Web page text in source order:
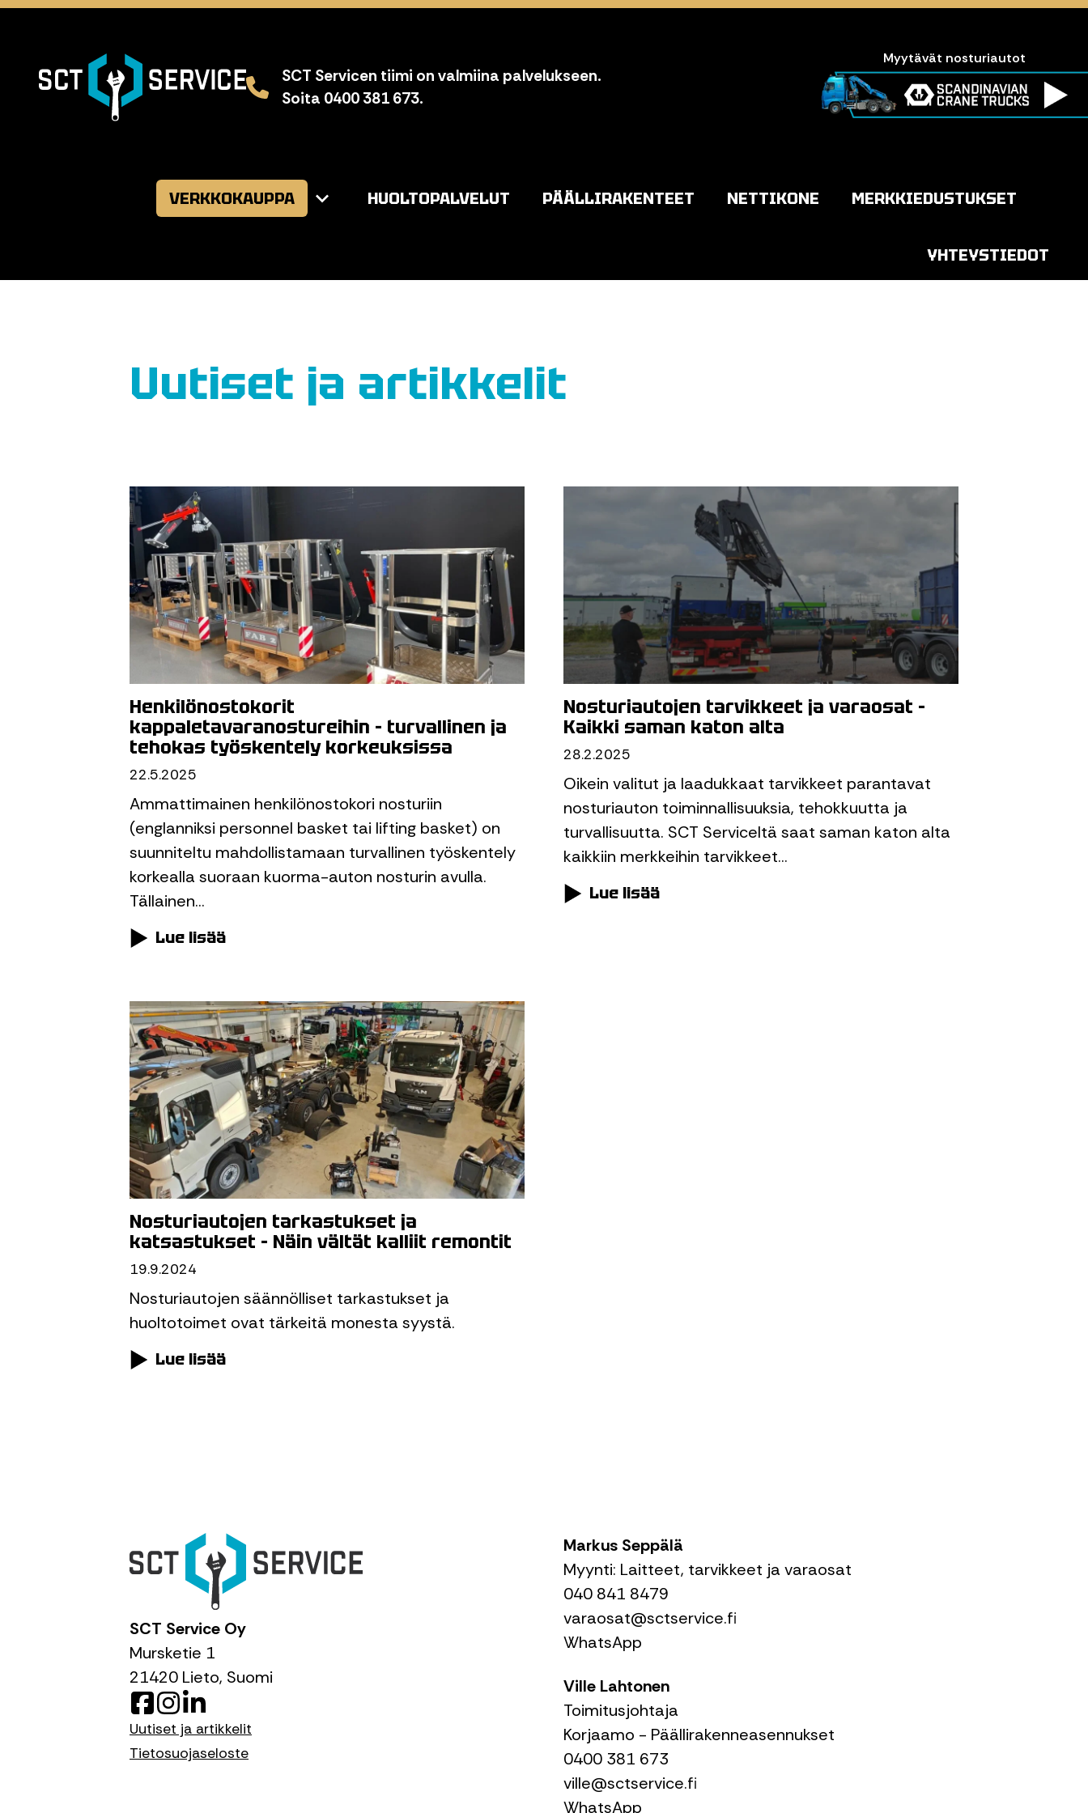
SCT Servicen tiimi on valmiina palvelukseen.
Soita 0400 381 673.
Myytävät nosturiautot
VERKKOKAUPPA HUOLTOPALVELUT PÄÄLLIRAKENTEET NETTIKONE MERKKIEDUSTUKSET
YHTEYSTIEDOT
Uutiset ja artikkelit
Henkilönostokorit
kappaletavaranostureihin – turvallinen ja
tehokas työskentely korkeuksissa
22.5.2025
Ammattimainen henkilönostokori nosturiin
(englanniksi personnel basket tai lifting basket) on
suunniteltu mahdollistamaan turvallinen työskentely
korkealla suoraan kuorma-auton nosturin avulla.
Tällainen…
Lue lisää
Nosturiautojen tarvikkeet ja varaosat –
Kaikki saman katon alta
28.2.2025
Oikein valitut ja laadukkaat tarvikkeet parantavat
nosturiauton toiminnallisuuksia, tehokkuutta ja
turvallisuutta. SCT Serviceltä saat saman katon alta
kaikkiin merkkeihin tarvikkeet…
Lue lisää
Nosturiautojen tarkastukset ja
katsastukset – Näin vältät kalliit remontit
19.9.2024
Nosturiautojen säännölliset tarkastukset ja
huoltotoimet ovat tärkeitä monesta syystä.
Lue lisää
SCT Service Oy
Mursketie 1
21420 Lieto, Suomi
F
a
c
I
n
s
i
n
Uutiset ja artikkelit
Tietosuojaseloste
Markus Seppälä
Myynti: Laitteet, tarvikkeet ja varaosat
040 841 8479
varaosat@sctservice.fi
WhatsApp
Ville Lahtonen
Toimitusjohtaja
Korjaamo - Päällirakenneasennukset
0400 381 673
ville@sctservice.fi
WhatsApp